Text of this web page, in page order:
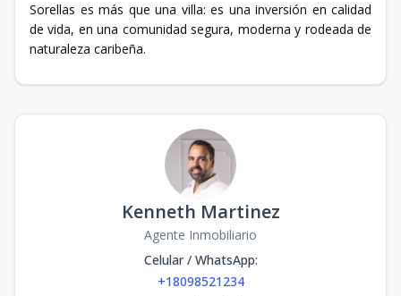
Sorellas es más que una villa: es una inversión en calidad
de vida, en una comunidad segura, moderna y rodeada de
naturaleza caribeña.
Kenneth Martinez
Agente Inmobiliario
Celular / WhatsApp:
+18098521234